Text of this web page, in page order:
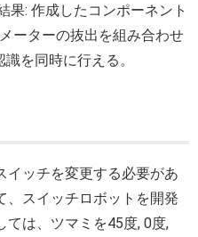
果: 作成したコンポーネント
ーターの抜出を組み合わせ
を同時に行える。
イッチを変更する必要があ
、スイッチロボットを開発
ては、ツマミを45度, 0度,